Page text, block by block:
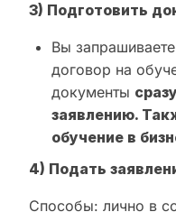
3) Подготовить
Вы
договор на
документы
заявлению.
обучение в
4) Подать
Способы: лично в